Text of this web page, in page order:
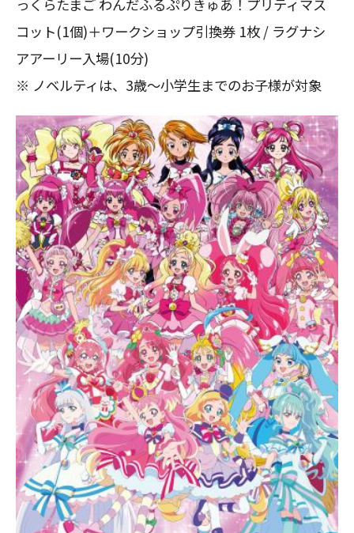
っくらたまご わんだふるぷりきゅあ！プリティマス
コット(1個)＋ワークショップ引換券 1枚 / ラグナシ
アアーリー入場(10分)
※ ノベルティは、3歳～小学生までのお子様が対象